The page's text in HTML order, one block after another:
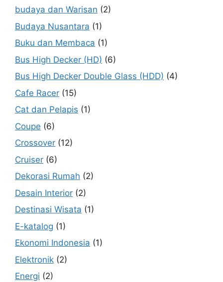
budaya dan Warisan (2)
Budaya Nusantara (1)
Buku dan Membaca (1)
Bus High Decker (HD) (6)
Bus High Decker Double Glass (HDD) (4)
Cafe Racer (15)
Cat dan Pelapis (1)
Coupe (6)
Crossover (12)
Cruiser (6)
Dekorasi Rumah (2)
Desain Interior (2)
Destinasi Wisata (1)
E-katalog (1)
Ekonomi Indonesia (1)
Elektronik (2)
Energi (2)